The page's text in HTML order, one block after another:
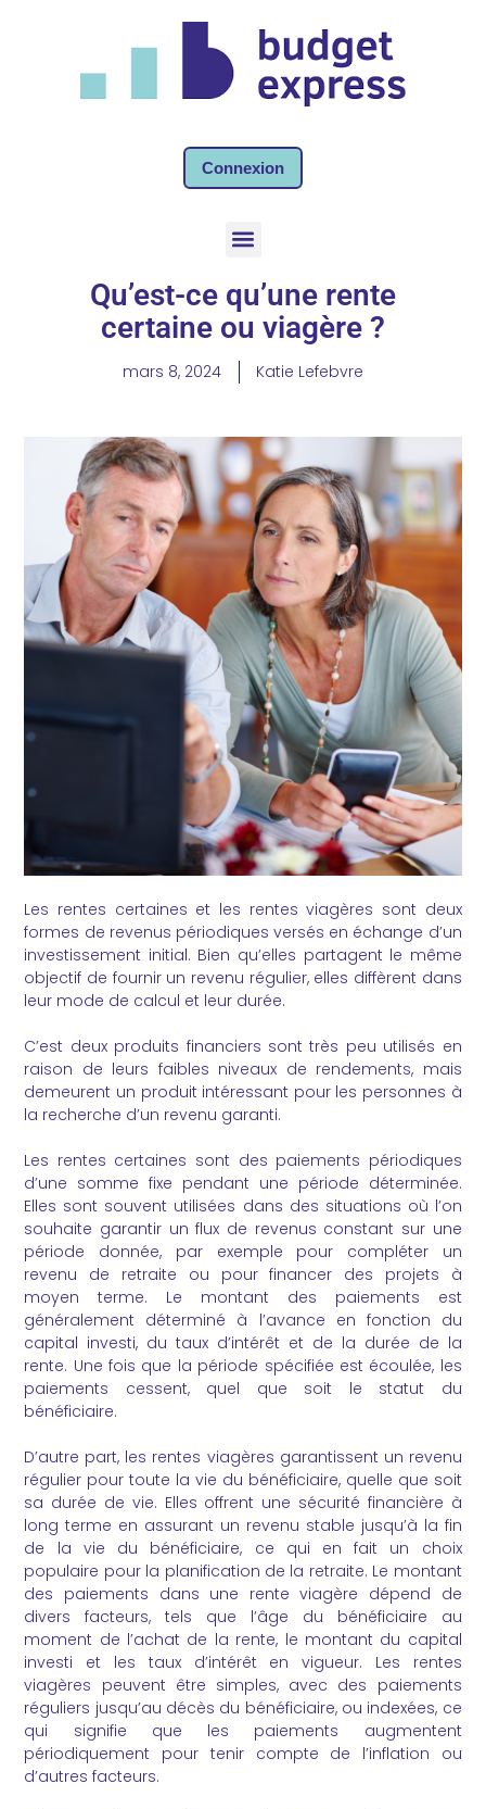
Connexion
Qu’est-ce qu’une rente
certaine ou viagère ?
mars 8, 2024 Katie Lefebvre
Les rentes certaines et les rentes viagères sont deux
formes de revenus périodiques versés en échange d’un
investissement initial. Bien qu’elles partagent le même
objectif de fournir un revenu régulier, elles diffèrent dans
leur mode de calcul et leur durée.
C’est deux produits financiers sont très peu utilisés en
raison de leurs faibles niveaux de rendements, mais
demeurent un produit intéressant pour les personnes à
la recherche d’un revenu garanti.
Les rentes certaines sont des paiements périodiques
d’une somme fixe pendant une période déterminée.
Elles sont souvent utilisées dans des situations où l’on
souhaite garantir un flux de revenus constant sur une
période donnée, par exemple pour compléter un
revenu de retraite ou pour financer des projets à
moyen terme. Le montant des paiements est
généralement déterminé à l’avance en fonction du
capital investi, du taux d’intérêt et de la durée de la
rente. Une fois que la période spécifiée est écoulée, les
paiements cessent, quel que soit le statut du
bénéficiaire.
D’autre part, les rentes viagères garantissent un revenu
régulier pour toute la vie du bénéficiaire, quelle que soit
sa durée de vie. Elles offrent une sécurité financière à
long terme en assurant un revenu stable jusqu’à la fin
de la vie du bénéficiaire, ce qui en fait un choix
populaire pour la planification de la retraite. Le montant
des paiements dans une rente viagère dépend de
divers facteurs, tels que l’âge du bénéficiaire au
moment de l’achat de la rente, le montant du capital
investi et les taux d’intérêt en vigueur. Les rentes
viagères peuvent être simples, avec des paiements
réguliers jusqu’au décès du bénéficiaire, ou indexées, ce
qui signifie que les paiements augmentent
périodiquement pour tenir compte de l’inflation ou
d’autres facteurs.